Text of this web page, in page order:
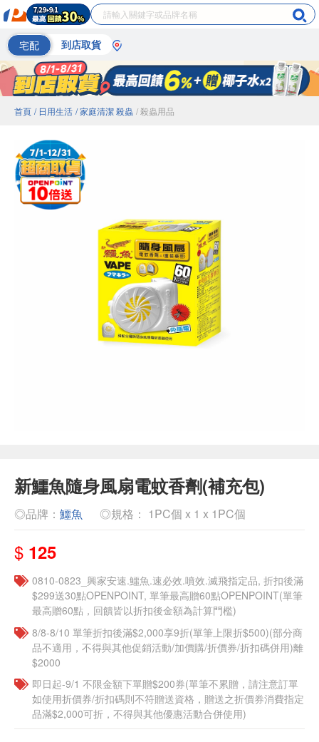
宅配 到店取貨
首頁 / 日用生活 / 家庭清潔 殺蟲 / 殺蟲用品
新鱷魚隨身風扇電蚊香劑(補充包)
◎品牌： 鱷魚 ◎規格： 1PC個 x 1 x 1PC個
$ 125
0810-0823_興家安速.鱷魚.速必效.噴效.滅飛指定品, 折扣後滿
$299送30點OPENPOINT, 單筆最高贈60點OPENPOINT(單筆
最高贈60點，回饋皆以折扣後金額為計算門檻)
8/8-8/10 單筆折扣後滿$2,000享9折(單筆上限折$500)(部分商
品不適用，不得與其他促銷活動/加價購/折價券/折扣碼併用)離
$2000
即日起-9/1 不限金額下單贈$200券(單筆不累贈，請注意訂單
如使用折價券/折扣碼則不符贈送資格，贈送之折價券消費指定
品滿$2,000可折，不得與其他優惠活動合併使用)